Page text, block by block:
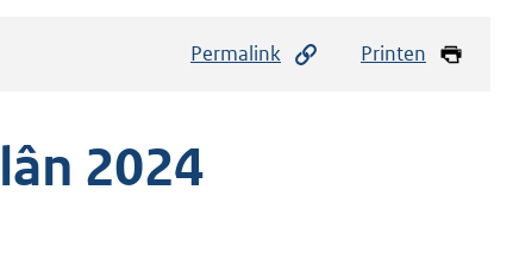
Permalink Printen
2024